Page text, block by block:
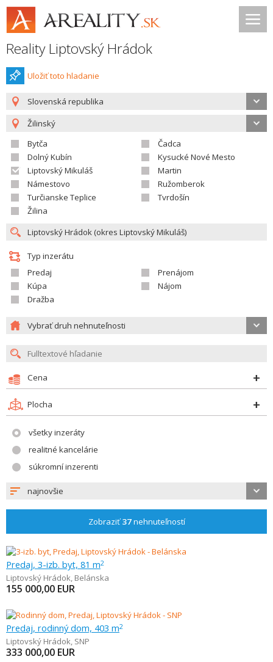
Reality Liptovský Hrádok
Uložiť toto hladanie
Slovenská republika
Žilinský
Bytča
Čadca
Dolný Kubín
Kysucké Nové Mesto
Liptovský Mikuláš
Martin
Námestovo
Ružomberok
Turčianske Teplice
Tvrdošín
Žilina
Typ inzerátu
Predaj
Prenájom
Kúpa
Nájom
Dražba
Vybrať druh nehnuteľnosti
Cena
Plocha
všetky inzeráty
realitné kancelárie
súkromní inzerenti
najnovšie
Zobraziť37nehnuteľností
Predaj, 3-izb. byt, 81 m2
Liptovský Hrádok, Belánska
155 000,00 EUR
Predaj, rodinný dom, 403 m2
Liptovský Hrádok, SNP
333 000,00 EUR